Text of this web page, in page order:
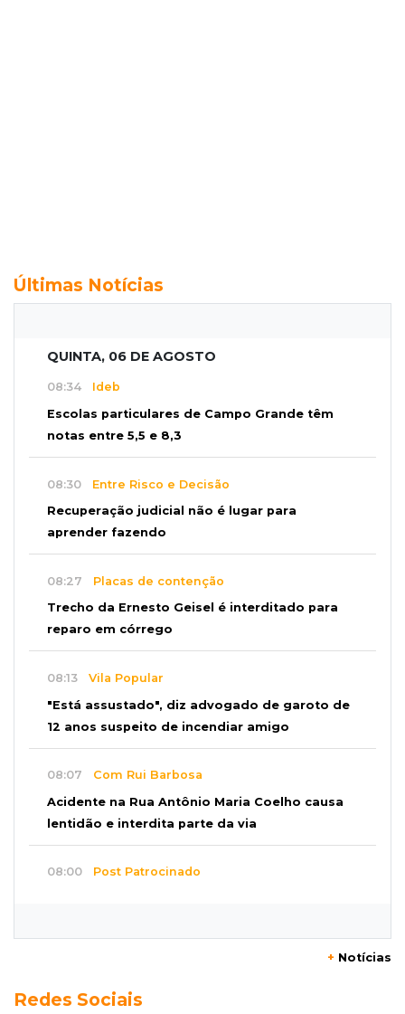
Últimas Notícias
QUINTA, 06 DE AGOSTO
08:34 Ideb
Escolas particulares de Campo Grande têm
notas entre 5,5 e 8,3
08:30 Entre Risco e Decisão
Recuperação judicial não é lugar para
aprender fazendo
08:27 Placas de contenção
Trecho da Ernesto Geisel é interditado para
reparo em córrego
08:13 Vila Popular
"Está assustado", diz advogado de garoto de
12 anos suspeito de incendiar amigo
08:07 Com Rui Barbosa
Acidente na Rua Antônio Maria Coelho causa
lentidão e interdita parte da via
08:00 Post Patrocinado
Do 1º prêmio às dívidas, jogadores relatam
+ Notícias
Redes Sociais